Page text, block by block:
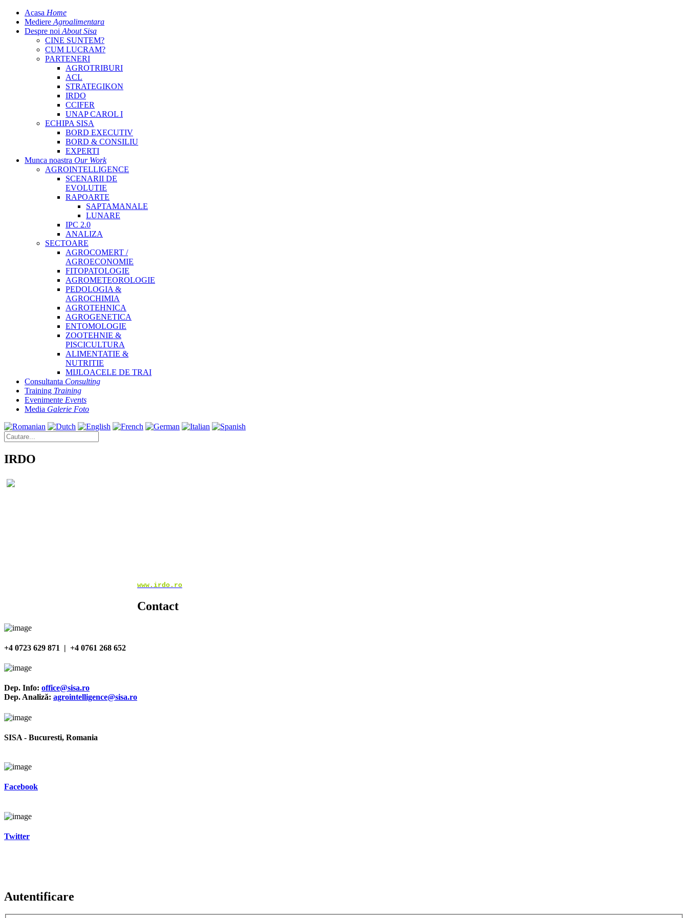
Acasa Home
Mediere Agroalimentara
Despre noi About Sisa
CINE SUNTEM?
CUM LUCRAM?
PARTENERI
AGROTRIBURI
ACL
STRATEGIKON
IRDO
CCIFER
UNAP CAROL I
ECHIPA SISA
BORD EXECUTIV
BORD & CONSILIU
EXPERTI
Munca noastra Our Work
AGROINTELLIGENCE
SCENARII DE
EVOLUTIE
RAPOARTE
SAPTAMANALE
LUNARE
IPC 2.0
ANALIZA
SECTOARE
AGROCOMERT /
AGROECONOMIE
FITOPATOLOGIE
AGROMETEOROLOGIE
PEDOLOGIA &
AGROCHIMIA
AGROTEHNICA
AGROGENETICA
ENTOMOLOGIE
ZOOTEHNIE &
PISCICULTURA
ALIMENTATIE &
NUTRITIE
MIJLOACELE DE TRAI
Consultanta Consulting
Training Training
Evenimente Events
Media Galerie Foto
IRDO
www.irdo.ro
Contact
+4 0723 629 871 | +4 0761 268 652
Dep. Info: office@sisa.ro
Dep. Analiză: agrointelligence@sisa.ro
SISA - Bucuresti, Romania
Facebook
Twitter
Autentificare